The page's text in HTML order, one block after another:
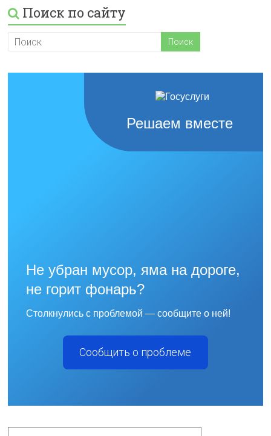
Поиск по сайту
Решаем вместе
Не убран мусор, яма на дороге,
не горит фонарь?
Столкнулись с проблемой — сообщите о ней!
Сообщить о проблеме